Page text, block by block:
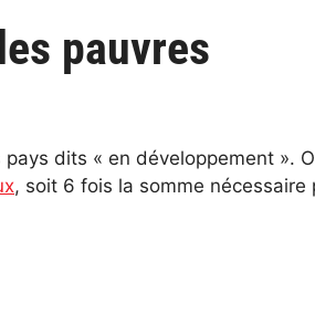
pauvres
dits « en développement ».
, soit 6 fois la somme